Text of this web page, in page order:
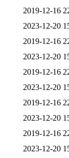
2019-12-16
2023-12-20
2019-12-16
2023-12-20
2019-12-16
2023-12-20
2019-12-16
2023-12-20
2019-12-16
2023-12-20